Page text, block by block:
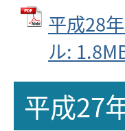
平成28
ル:
平成27